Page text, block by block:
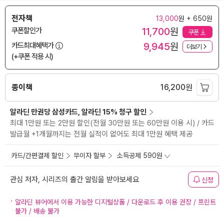
전자책 13,000원 + 650원
쿠폰할인가 11,700원 쿠폰
카드최대혜택가
(+쿠폰 적용 시)
9,945원 더보기
종이책 16,200원
알라딘 만권당 삼성카드, 알라딘 15% 청구 할인
최대 1만원 또는 2만원 할인(전월 30만원 또는 60만원 이용 시) / 카드
발급월 +1개월까지는 전월 실적이 없어도 최대 1만원 혜택 제공
카드/간편결제 할인 무이자 할부 소득공제 590원
관심 저자, 시리즈의 출간 알림을 받아보세요 신청
알라딘 뷰어에서 이용 가능한 디지털상품 / 다운로드 후 이용 권장 / 프린트
불가 / 배송 불가